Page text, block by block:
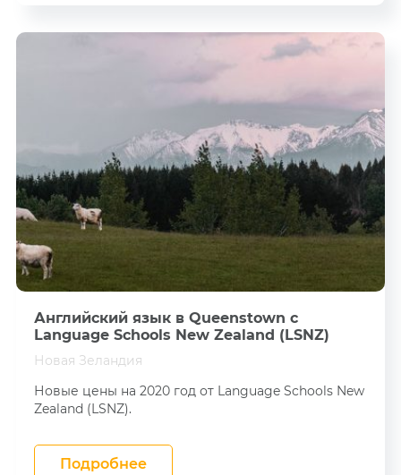
Английский язык в Queenstown с
Language Schools New Zealand (LSNZ)
Новая Зеландия
Новые цены на 2020 год от Language Schools New
Zealand (LSNZ).
Подробнее